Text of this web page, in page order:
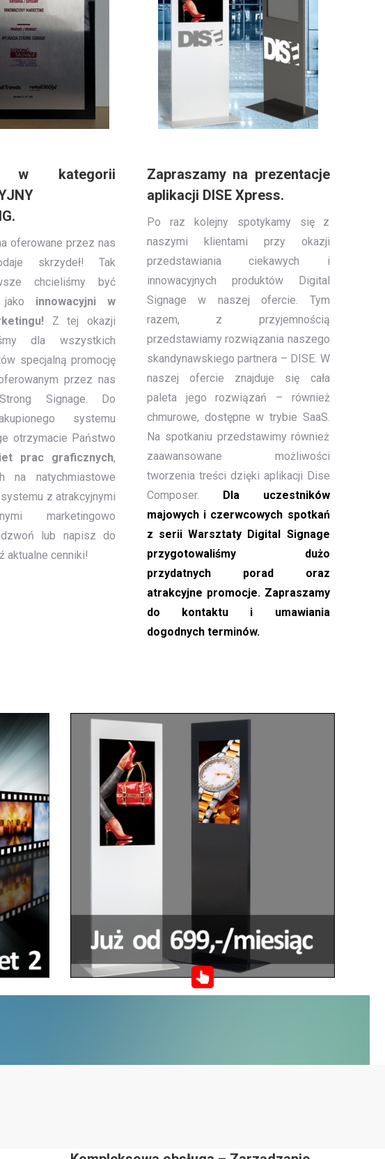
w kategorii
oferowane przez nas
skrzydeł! Tak
chcieliśmy być
jako innowacyjni w
Z tej okazji
dla wszystkich
specjalną promocję
przez nas
Signage. Do
systemu
otrzymacie Państwo
prac graficznych,
na natychmiastowe
z atrakcyjnymi
marketingowo
lub napisz do
aktualne cenniki!
Zapraszamy na prezentacje
aplikacji DISE Xpress.
Po raz kolejny spotykamy się z
naszymi klientami przy okazji
przedstawiania ciekawych i
innowacyjnych produktów Digital
Signage w naszej ofercie. Tym
razem, z przyjemnością
przedstawiamy rozwiązania naszego
skandynawskiego partnera – DISE. W
naszej ofercie znajduje się cała
paleta jego rozwiązań – również
chmurowe, dostępne w trybie SaaS.
Na spotkaniu przedstawimy również
zaawansowane możliwości
tworzenia treści dzięki aplikacji Dise
Composer. Dla uczestników
majowych i czerwcowych spotkań
z serii Warsztaty Digital Signage
przygotowaliśmy dużo
przydatnych porad oraz
atrakcyjne promocje. Zapraszamy
do kontaktu i umawiania
dogodnych terminów.